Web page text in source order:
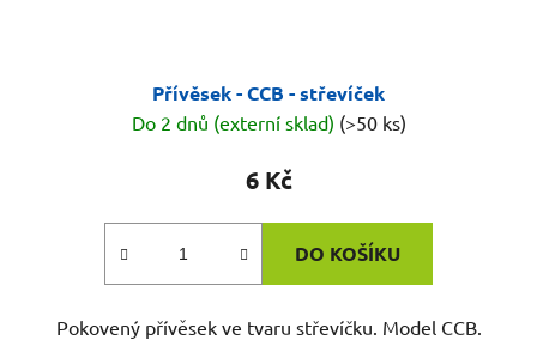
Přívěsek - CCB - střevíček
Do 2 dnů (externí sklad) (>50 ks)
6 Kč
DO KOŠÍKU
Pokovený přívěsek ve tvaru střevíčku. Model CCB.